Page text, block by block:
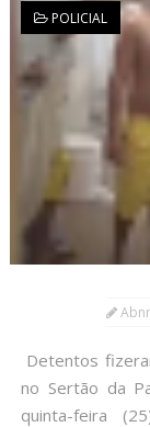
POLICIAL
Detentos
no Sertão da
quinta-feira